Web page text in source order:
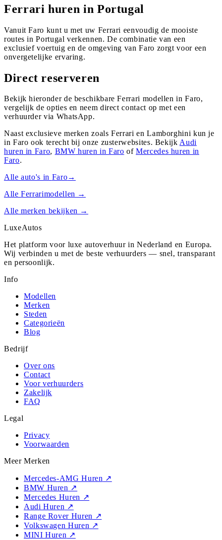
Ferrari huren in Portugal
Vanuit Faro kunt u met uw Ferrari eenvoudig de mooiste
routes in Portugal verkennen. De combinatie van een
exclusief voertuig en de omgeving van Faro zorgt voor een
onvergetelijke ervaring.
Direct reserveren
Bekijk hieronder de beschikbare Ferrari modellen in Faro,
vergelijk de opties en neem direct contact op met een
verhuurder via WhatsApp.
Naast exclusieve merken zoals Ferrari en Lamborghini kun je
in Faro ook terecht bij onze zusterwebsites. Bekijk Audi
huren in Faro, BMW huren in Faro ofMercedes huren in
Faro.
Alle auto's in Faro→
AlleFerrarimodellen →
Alle merken bekijken →
LuxeAutos
Het platform voor luxe autoverhuur in Nederland en Europa.
Wij verbinden u met de beste verhuurders — snel, transparant
en persoonlijk.
Info
Modellen
Merken
Steden
Categorieën
Blog
Bedrijf
Over ons
Contact
Voor verhuurders
Zakelijk
FAQ
Legal
Privacy
Voorwaarden
Meer Merken
Mercedes-AMG Huren ↗
BMW Huren ↗
Mercedes Huren ↗
Audi Huren ↗
Range Rover Huren ↗
Volkswagen Huren ↗
MINI Huren ↗